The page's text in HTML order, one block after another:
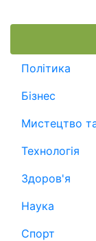
Політика
Бізнес
Мистецтво
Технологія
Здоров'я
Наука
Спорт